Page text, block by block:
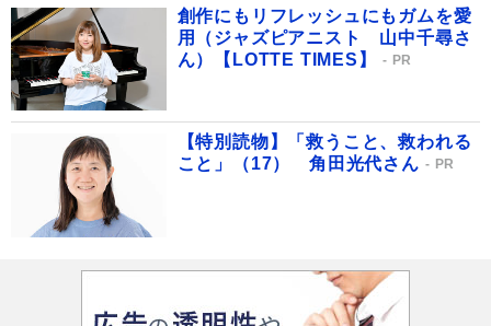
創作にもリフレッシュにもガムを愛
用（ジャズピアニスト 山中千尋さ
ん）【LOTTE TIMES】
PR
【特別読物】「救うこと、救われる
こと」（17） 角田光代さん
PR